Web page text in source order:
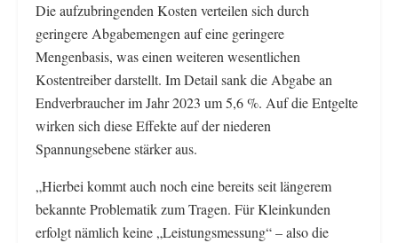
Die aufzubringenden Kosten verteilen sich durch
geringere Abgabemengen auf eine geringere
Mengenbasis, was einen weiteren wesentlichen
Kostentreiber darstellt. Im Detail sank die Abgabe an
Endverbraucher im Jahr 2023 um 5,6 %. Auf die Entgelte
wirken sich diese Effekte auf der niederen
Spannungsebene stärker aus.
„Hierbei kommt auch noch eine bereits seit längerem
bekannte Problematik zum Tragen. Für Kleinkunden
erfolgt nämlich keine „Leistungsmessung“ – also die